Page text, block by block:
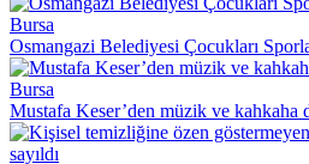
Bursa
Osmangazi Belediyesi Çocukları
Bursa
Mustafa Keser’den müzik ve kahkaha